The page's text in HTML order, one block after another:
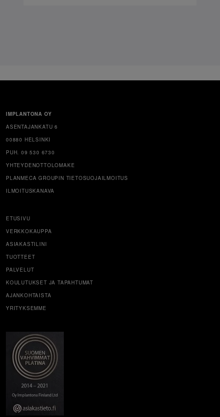
IMPLANTONA OY
ASENTAJANKATU 6
00880 HELSINKI
PUH. 09 530 6730
YHTEYDENOTTOLOMAKE
PLANMECA GROUPIN TIETOSUOJAILMOITUS
ILMOITUSKANAVA
ETUSIVU
VERKKOKAUPPA
ASIAKASTILINI
TUOTTEET
PALVELUT
KOULUTUKSET JA TAPAHTUMAT
AJANKOHTAISTA
YRITYKSEMME